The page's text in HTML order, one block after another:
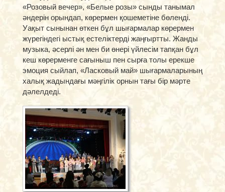
«Розовый вечер», «Белые розы» сынды танымал
әндерін орындап, көрермен қошеметіне бөленді.
Уақыт сынынан өткен бұл шығармалар көрермен
жүрегіндегі ыстық естеліктерді жаңғыртты. Жанды
музыка, әсерлі ән мен би өнері үйлесім тапқан бұл
кеш көрерменге сағыныш пен сырға толы ерекше
эмоция сыйлап, «Ласковый май» шығармаларының
халық жадындағы мәңгілік орнын тағы бір мәрте
дәлелдеді.